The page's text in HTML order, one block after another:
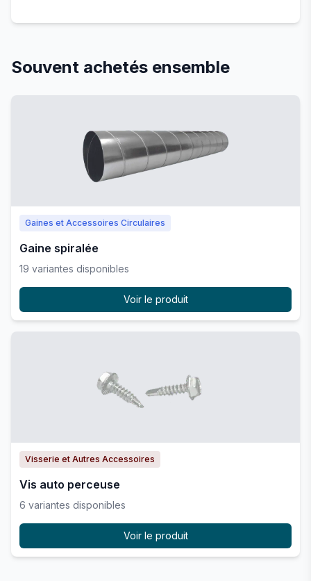
Souvent achetés ensemble
Gaines et Accessoires Circulaires
Gaine spiralée
19 variantes disponibles
Voir le produit
Visserie et Autres Accessoires
Vis auto perceuse
6 variantes disponibles
Voir le produit